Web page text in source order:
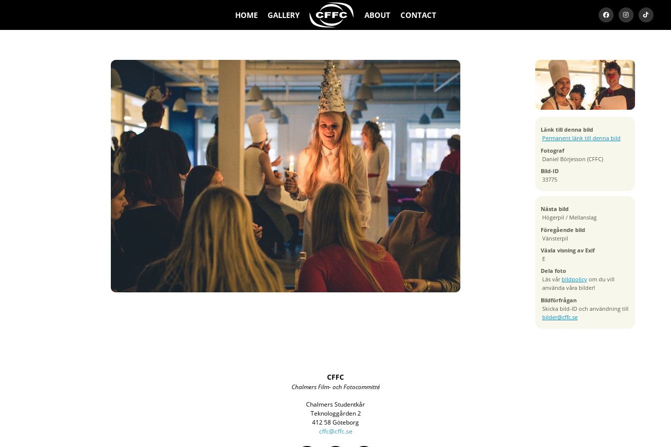
HOME GALLERY ABOUT CONTACT
Länk till denna bild
Permanent länk till denna bild
Fotograf
Daniel Börjesson (CFFC)
Bild-ID
33775
Exponeringstid
1/100 sek
Bländare
f/2.8
Kamera
Tagen
2014:12:12 09:05:12
ISO
10000
Brännvidd
50 mm
Nästa bild
Högerpil / Mellanslag
Föregående bild
Vänsterpil
Växla visning av Exif
E
Dela foto
Läs vår bildpolicyom du vill
använda våra bilder!
Bildförfrågan
Skicka bild-ID och användning till
bilder@cffc.se
CFFC
Chalmers Film- och Fotocommitté
Chalmers Studentkår
Teknologgården 2
412 58 Göteborg
cffc@cffc.se